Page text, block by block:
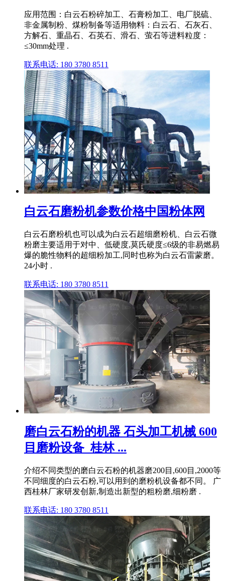
应用范围：白云石粉碎加工、石膏粉加工、电厂脱硫、
非金属制粉、煤粉制备等适用物料：白云石、石灰石、
方解石、重晶石、石英石、滑石、萤石等进料粒度：
≤30mm处理 .
联系电话: 180 3780 8511
白云石磨粉机参数价格中国粉体网
白云石磨粉机也可以成为白云石超细磨粉机、白云石微
粉磨主要适用于对中、低硬度,莫氏硬度≤6级的非易燃易
爆的脆性物料的超细粉加工,同时也称为白云石雷蒙磨。
24小时 .
联系电话: 180 3780 8511
磨白云石粉的机器 石头加工机械 600
目磨粉设备_桂林 ...
介绍不同类型的磨白云石粉的机器磨200目,600目,2000等
不同细度的白云石粉,可以用到的磨粉机设备都不同。 广
西桂林厂家研发创新,制造出新型的粗粉磨,细粉磨 .
联系电话: 180 3780 8511